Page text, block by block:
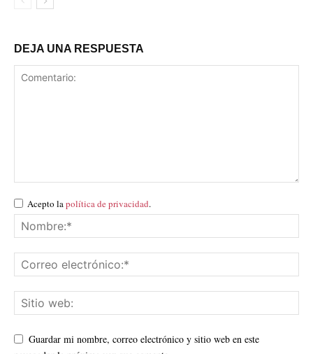
DEJA UNA RESPUESTA
Acepto lapolítica de privacidad.
Guardar mi nombre, correo electrónico y sitio web en este